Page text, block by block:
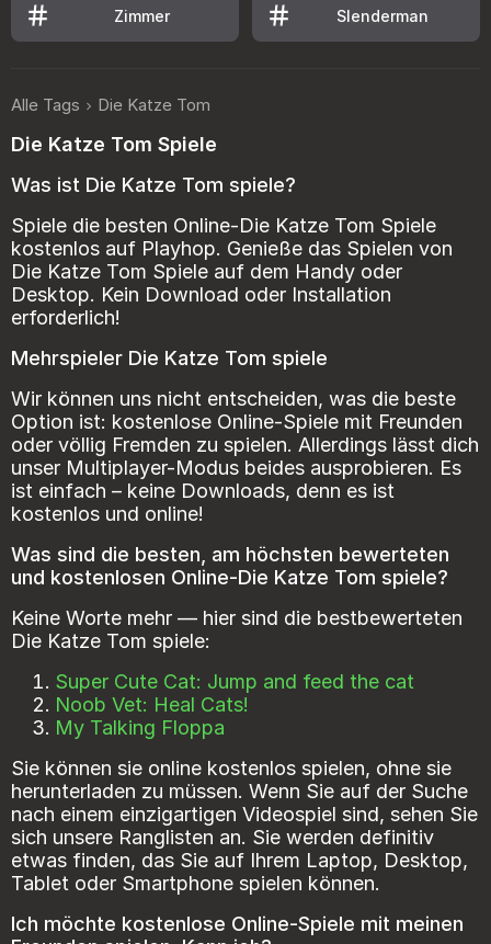
Zimmer Slenderman
Alle Tags Die Katze Tom
Die Katze Tom Spiele
Was ist Die Katze Tom spiele?
Spiele die besten Online-Die Katze Tom Spiele
kostenlos auf Playhop. Genieße das Spielen von
Die Katze Tom Spiele auf dem Handy oder
Desktop. Kein Download oder Installation
erforderlich!
Mehrspieler Die Katze Tom spiele
Wir können uns nicht entscheiden, was die beste
Option ist: kostenlose Online-Spiele mit Freunden
oder völlig Fremden zu spielen. Allerdings lässt dich
unser Multiplayer-Modus beides ausprobieren. Es
ist einfach – keine Downloads, denn es ist
kostenlos und online!
Was sind die besten, am höchsten bewerteten
und kostenlosen Online-Die Katze Tom spiele?
Keine Worte mehr — hier sind die bestbewerteten
Die Katze Tom spiele:
Super Cute Cat: Jump and feed the cat
Noob Vet: Heal Cats!
My Talking Floppa
Sie können sie online kostenlos spielen, ohne sie
herunterladen zu müssen. Wenn Sie auf der Suche
nach einem einzigartigen Videospiel sind, sehen Sie
sich unsere Ranglisten an. Sie werden definitiv
etwas finden, das Sie auf Ihrem Laptop, Desktop,
Tablet oder Smartphone spielen können.
Ich möchte kostenlose Online-Spiele mit meinen